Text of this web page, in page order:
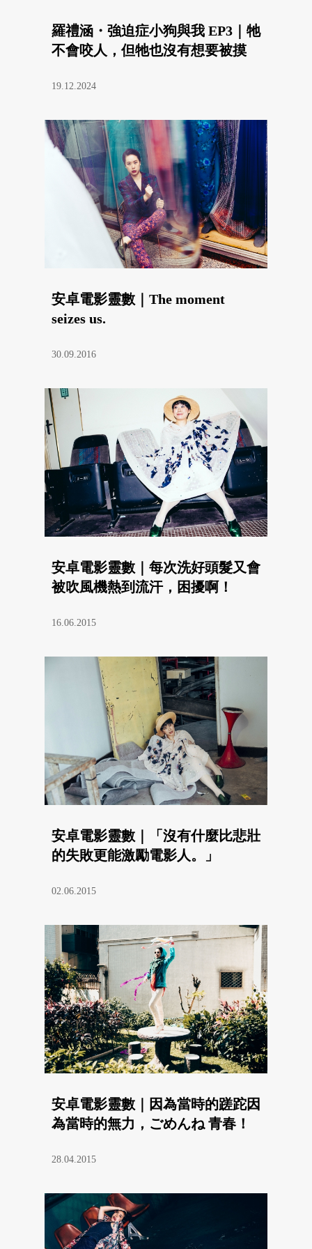
羅禮涵・強迫症小狗與我 EP3｜牠
不會咬人，但牠也沒有想要被摸
19.12.2024
安卓電影靈數｜The moment
seizes us.
30.09.2016
安卓電影靈數｜每次洗好頭髮又會
被吹風機熱到流汗，困擾啊！
16.06.2015
安卓電影靈數｜「沒有什麼比悲壯
的失敗更能激勵電影人。」
02.06.2015
安卓電影靈數｜因為當時的蹉跎因
為當時的無力，ごめんね 青春！
28.04.2015